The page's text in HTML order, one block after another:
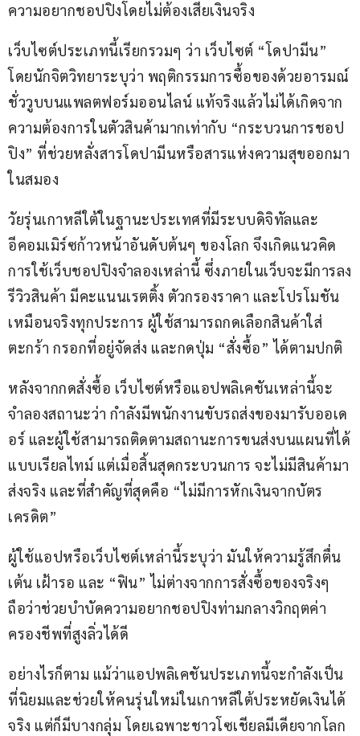
ความอยากชอปปิงโดยไม่ต้องเสียเงินจริง
เว็บไซต์ประเภทนี้เรียกรวมๆ ว่า เว็บไซต์ “โดปามีน”
โดยนักจิตวิทยาระบุว่า พฤติกรรมการซื้อของด้วยอารมณ์
ชั่ววูบบนแพลตฟอร์มออนไลน์ แท้จริงแล้วไม่ได้เกิดจาก
ความต้องการในตัวสินค้ามากเท่ากับ “กระบวนการชอป
ปิง” ที่ช่วยหลั่งสารโดปามีนหรือสารแห่งความสุขออกมา
ในสมอง
วัยรุ่นเกาหลีใต้ในฐานะประเทศที่มีระบบดิจิทัลและ
อีคอมเมิร์ซก้าวหน้าอันดับต้นๆ ของโลก จึงเกิดแนวคิด
การใช้เว็บชอปปิงจำลองเหล่านี้ ซึ่งภายในเว็บจะมีการลง
รีวิวสินค้า มีคะแนนเรตติ้ง ตัวกรองราคา และโปรโมชัน
เหมือนจริงทุกประการ ผู้ใช้สามารถกดเลือกสินค้าใส่
ตะกร้า กรอกที่อยู่จัดส่ง และกดปุ่ม “สั่งซื้อ” ได้ตามปกติ
หลังจากกดสั่งซื้อ เว็บไซต์หรือแอปพลิเคชันเหล่านี้จะ
จำลองสถานะว่า กำลังมีพนักงานขับรถส่งของมารับออเด
อร์ และผู้ใช้สามารถติดตามสถานะการขนส่งบนแผนที่ได้
แบบเรียลไทม์ แต่เมื่อสิ้นสุดกระบวนการ จะไม่มีสินค้ามา
ส่งจริง และที่สำคัญที่สุดคือ “ไม่มีการหักเงินจากบัตร
เครดิต”
ผู้ใช้แอปหรือเว็บไซต์เหล่านี้ระบุว่า มันให้ความรู้สึกตื่น
เต้น เฝ้ารอ และ “ฟิน” ไม่ต่างจากการสั่งซื้อของจริงๆ
ถือว่าช่วยบำบัดความอยากชอปปิงท่ามกลางวิกฤตค่า
ครองชีพที่สูงลิ่วได้ดี
อย่างไรก็ตาม แม้ว่าแอปพลิเคชันประเภทนี้จะกำลังเป็น
ที่นิยมและช่วยให้คนรุ่นใหม่ในเกาหลีใต้ประหยัดเงินได้
จริง แต่ก็มีบางกลุ่ม โดยเฉพาะชาวโซเชียลมีเดียจากโลก